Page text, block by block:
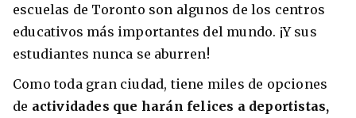
escuelas de Toronto son algunos de los centros
educativos más importantes del mundo. ¡Y sus
estudiantes nunca se aburren!
Como toda gran ciudad, tiene miles de opciones
de actividades que harán felices a deportistas,